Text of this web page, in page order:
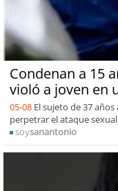
Condenan a 15
violó a joven en
05-08 El sujeto de 37
perpetrar el ataque
soysanantonio